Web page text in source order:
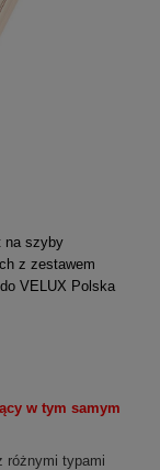
na szyby
z zestawem
VELUX Polska
w tym samym
różnymi typami